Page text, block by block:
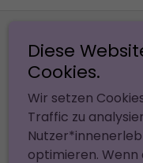
Diese
Cookies.
Wir setzen
Traffic zu
optimieren. Wenn